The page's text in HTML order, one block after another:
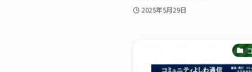
2025年5月29日